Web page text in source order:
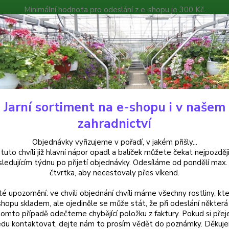
Minimální hodnota pro odeslání z e-shopu je 300 Kč.
můžete čekat nejpozději v následujícím týdnu po přijetí
Poradna Kontakty
Hledat
Fuchsie Leonora Fuchsie - cena za kus v 3-kusovém balení
Fuchsie - cena za kus v 3-
Jarní sortiment na e-shopu i v našem
zahradnictví
Objednávky vyřizujeme v pořadí, v jakém přišly...
chvíli již hlavní nápor opadl a balíček můžete čekat
týdnu po přijetí objednávky. Odesíláme od pondělí
čtvrtka, aby necestovaly přes víkend.
upozornění: ve chvíli objednání chvíli máme všechny rostliny,
skladem, ale ojediněle se může stát, že při odeslání některá
případě odečteme chybějící položku z faktury. Pokud si
kontaktovat, dejte nám to prosím vědět do poznámky.